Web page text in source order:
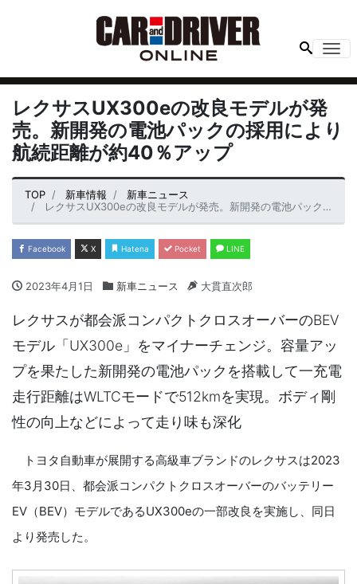
レクサスUX300eの改良モデルが発
売。新開発の電池パックの採用により
航続距離が約40％アップ
TOP 新車情報
新車ニュース
レクサスUX300eの改良モデルが発売。新開発の電池パックの採用により航続距離が約40％アップ
Facebook X Hatena Pocket LINE
2023年4月1日 新車ニュース 大貫直次郎
レクサスが都会派コンパクトクロスオーバーのBEV
モデル「UX300e」をマイナーチェンジ。容量アッ
プを果たした新開発の電池パックを搭載して一充電
走行距離はWLTCモードで512kmを実現。ボディ剛
性の向上などによって走り味も深化
トヨタ自動車が展開する高級車ブランドのレクサスは2023
年3月30日、都会派コンパクトクロスオーバーのバッテリー
EV（BEV）モデルであるUX300eの一部改良を実施し、同日
より発売した。